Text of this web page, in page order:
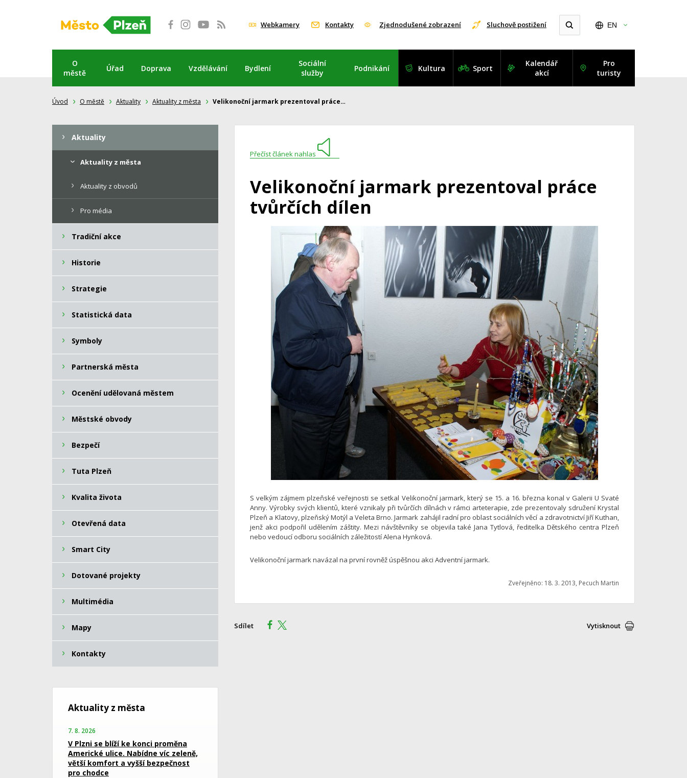
Webkamery Kontakty Zjednodušené zobrazení Sluchově postižení EN
O
městě
Úřad Doprava Vzdělávání Bydlení
Sociální
služby
Podnikání Kultura Sport
Kalendář
akcí
Pro
turisty
Úvod O městě Aktuality Aktuality z města Velikonoční jarmark prezentoval práce…
Přečíst článek nahlas
Velikonoční jarmark prezentoval práce
tvůrčích dílen
S velkým zájmem plzeňské veřejnosti se setkal Velikonoční jarmark, který se 15. a 16. března konal v Galerii U Svaté
Anny. Výrobky svých klientů, které vznikaly při tvůrčích dílnách v rámci arteterapie, zde prezentovaly sdružení Krystal
Plzeň a Klatovy, plzeňský Motýl a Veleta Brno. Jarmark zahájil radní pro oblast sociálních věcí a zdravotnictví Jiří Kuthan,
jenž akci podpořil udělením záštity. Mezi návštěvníky se objevila také Jana Tytlová, ředitelka Dětského centra Plzeň
nebo vedoucí odboru sociálních záležitostí Alena Hynková.
Velikonoční jarmark navázal na první rovněž úspěšnou akci Adventní jarmark.
Zveřejněno: 18. 3. 2013, Pecuch Martin
Sdílet Vytisknout
Aktuality
Aktuality z města
Aktuality z obvodů
Pro média
Tradiční akce
Historie
Strategie
Statistická data
Symboly
Partnerská města
Ocenění udělovaná městem
Městské obvody
Bezpečí
Tuta Plzeň
Kvalita života
Otevřená data
Smart City
Dotované projekty
Multimédia
Mapy
Kontakty
Aktuality z města
7. 8. 2026
V Plzni se blíží ke konci proměna
Americké ulice. Nabídne víc zeleně,
větší komfort a vyšší bezpečnost
pro chodce